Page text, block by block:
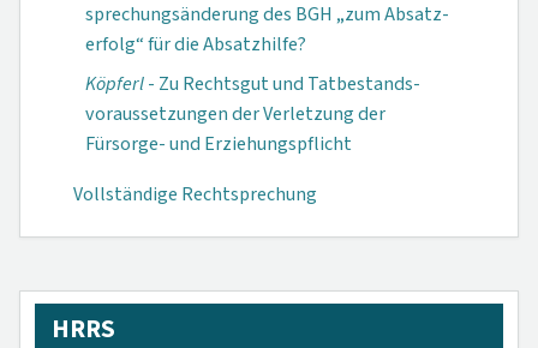
sprechungs­änderung des BGH „zum Absatz­
erfolg“ für die Absatz­hilfe?
Köpferl- Zu Rechtsgut und Tat­bestands­
voraus­setzungen der Verletzung der
Fürsorge- und Erziehungs­pflicht
Vollständige Rechtsprechung
HRRS